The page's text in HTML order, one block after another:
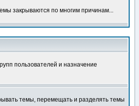
закрываются по многим причинам...
пользователей и назначение
темы, перемещать и разделять темы